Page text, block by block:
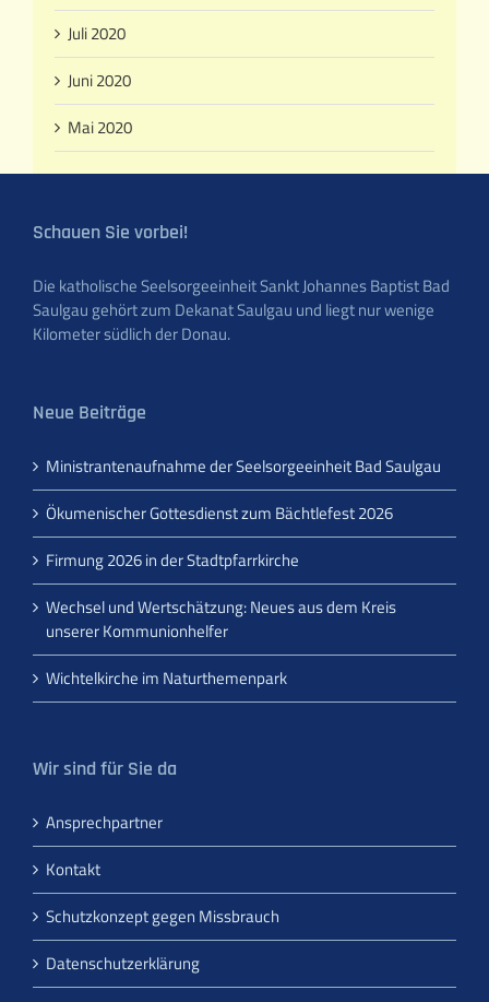
Juli 2020
Juni 2020
Mai 2020
Schauen Sie vorbei!
Die katholische Seelsorgeeinheit Sankt Johannes Baptist Bad
Saulgau gehört zum Dekanat Saulgau und liegt nur wenige
Kilometer südlich der Donau.
Neue Beiträge
Ministrantenaufnahme der Seelsorgeeinheit Bad Saulgau
Ökumenischer Gottesdienst zum Bächtlefest 2026
Firmung 2026 in der Stadtpfarrkirche
Wechsel und Wertschätzung: Neues aus dem Kreis
unserer Kommunionhelfer
Wichtelkirche im Naturthemenpark
Wir sind für Sie da
Ansprechpartner
Kontakt
Schutzkonzept gegen Missbrauch
Datenschutzerklärung